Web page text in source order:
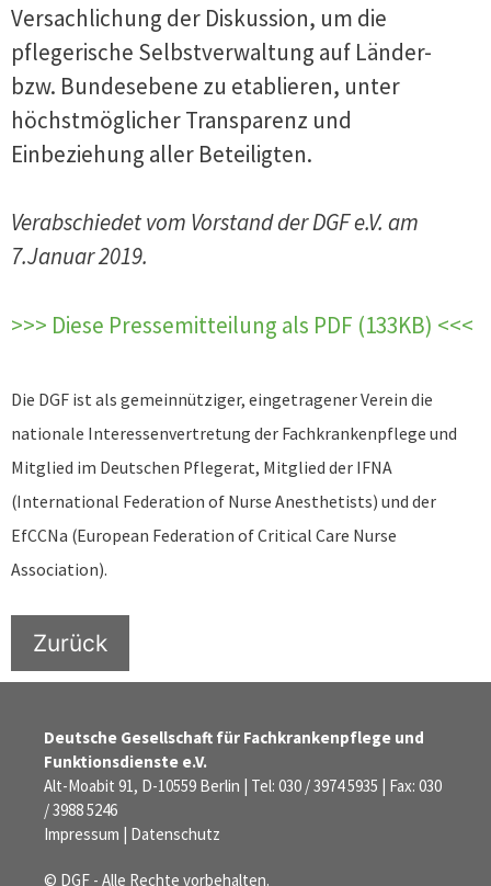
Versachlichung der Diskussion, um die
pflegerische Selbstverwaltung auf Länder-
bzw. Bundesebene zu etablieren, unter
höchstmöglicher Transparenz und
Einbeziehung aller Beteiligten.
Verabschiedet vom Vorstand der DGF e.V. am
7.Januar 2019.
>>> Diese Pressemitteilung als PDF (133KB) <<<
Die DGF ist als gemeinnütziger, eingetragener Verein die
nationale Interessenvertretung der Fachkrankenpflege und
Mitglied im Deutschen Pflegerat, Mitglied der IFNA
(International Federation of Nurse Anesthetists) und der
EfCCNa (European Federation of Critical Care Nurse
Association).
Zurück
Deutsche Gesellschaft für Fachkrankenpflege und
Funktionsdienste e.V.
Alt-Moabit 91, D-10559 Berlin | Tel: 030 / 3974 5935 | Fax: 030
/ 3988 5246
Impressum | Datenschutz
© DGF - Alle Rechte vorbehalten.